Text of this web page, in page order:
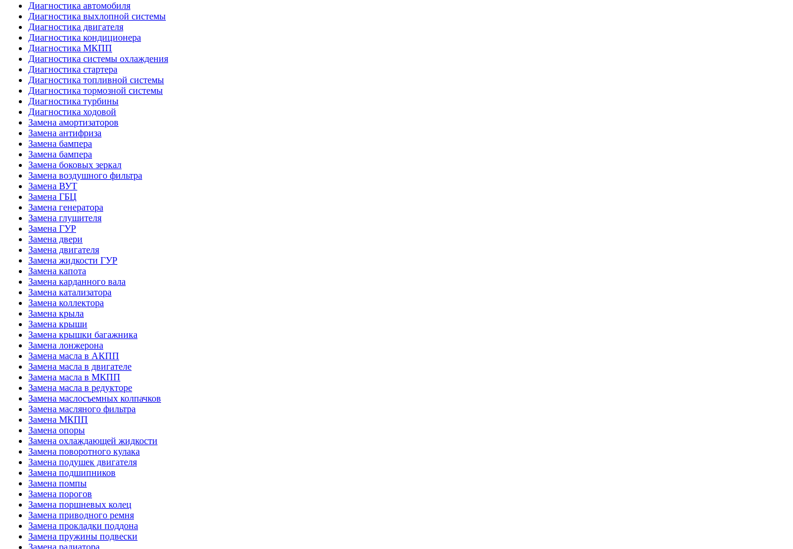
Диагностика автомобиля
Диагностика выхлопной системы
Диагностика двигателя
Диагностика кондиционера
Диагностика МКПП
Диагностика системы охлаждения
Диагностика стартера
Диагностика топливной системы
Диагностика тормозной системы
Диагностика турбины
Диагностика ходовой
Замена амортизаторов
Замена антифриза
Замена бампера
Замена бампера
Замена боковых зеркал
Замена воздушного фильтра
Замена ВУТ
Замена ГБЦ
Замена генератора
Замена глушителя
Замена ГУР
Замена двери
Замена двигателя
Замена жидкости ГУР
Замена капота
Замена карданного вала
Замена катализатора
Замена коллектора
Замена крыла
Замена крыши
Замена крышки багажника
Замена лонжерона
Замена масла в АКПП
Замена масла в двигателе
Замена масла в МКПП
Замена масла в редукторе
Замена маслосъемных колпачков
Замена масляного фильтра
Замена МКПП
Замена опоры
Замена охлаждающей жидкости
Замена поворотного кулака
Замена подушек двигателя
Замена подшипников
Замена помпы
Замена порогов
Замена поршневых колец
Замена приводного ремня
Замена прокладки поддона
Замена пружины подвески